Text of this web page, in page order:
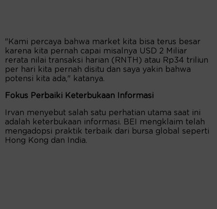
"Kami percaya bahwa market kita bisa terus besar
karena kita pernah capai misalnya USD 2 Miliar
rerata nilai transaksi harian (RNTH) atau Rp34 triliun
per hari kita pernah disitu dan saya yakin bahwa
potensi kita ada," katanya.
Fokus Perbaiki Keterbukaan Informasi
Irvan menyebut salah satu perhatian utama saat ini
adalah keterbukaan informasi. BEI mengklaim telah
mengadopsi praktik terbaik dari bursa global seperti
Hong Kong dan India.